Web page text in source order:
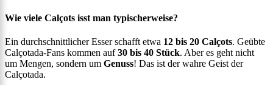
Wie viele Calçots isst man typischerweise?
Ein durchschnittlicher Esser schafft etwa 12 bis 20 Calçots. Geübte
Calçotada-Fans kommen auf30 bis 40 Stück. Aber es geht nicht
um Mengen, sondern um Genuss! Das ist der wahre Geist der
Calçotada.